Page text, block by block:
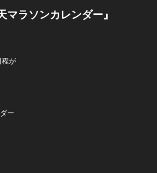
マラソンカレンダー』
程が
ー